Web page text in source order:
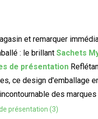
et remarquer
: le brillant Sachets
de présentation
ce design d'emballage
des